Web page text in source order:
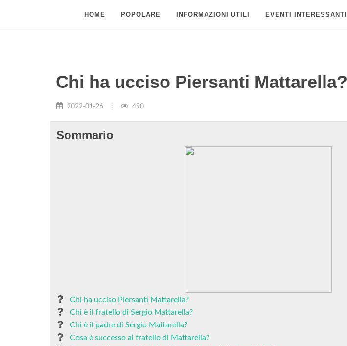
HOME POPOLARE INFORMAZIONI UTILI EVENTI INTERESSANTI
Chi ha ucciso Piersanti Mattarella?
2022-01-26 490
Sommario
Chi ha ucciso Piersanti Mattarella?
Chi è il fratello di Sergio Mattarella?
Chi è il padre di Sergio Mattarella?
Cosa è successo al fratello di Mattarella?